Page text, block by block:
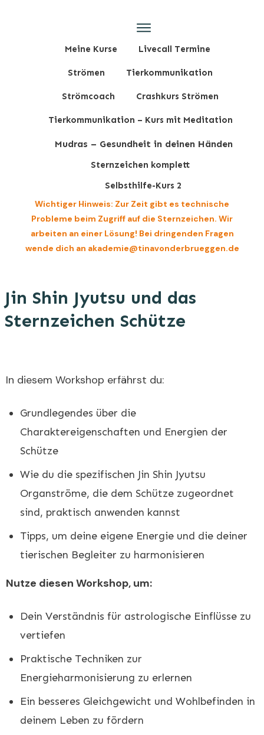
Meine Kurse Livecall Termine
Strömen Tierkommunikation
Strömcoach Crashkurs Strömen
Tierkommunikation – Kurs mit Meditation
Mudras – Gesundheit in deinen Händen
Sternzeichen komplett
Selbsthilfe-Kurs 2
Wichtiger Hinweis: Zur Zeit gibt es technische
Probleme beim Zugriff auf die Sternzeichen. Wir
arbeiten an einer Lösung! Bei dringenden Fragen
wende dich an akademie@tinavonderbrueggen.de
Jin Shin Jyutsu und das
Sternzeichen Schütze
In diesem Workshop erfährst du:
Grundlegendes über die
Charaktereigenschaften und Energien der
Schütze
Wie du die spezifischen Jin Shin Jyutsu
Organströme, die dem Schütze zugeordnet
sind, praktisch anwenden kannst
Tipps, um deine eigene Energie und die deiner
tierischen Begleiter zu harmonisieren
Nutze diesen Workshop, um:
Dein Verständnis für astrologische Einflüsse zu
vertiefen
Praktische Techniken zur
Energieharmonisierung zu erlernen
Ein besseres Gleichgewicht und Wohlbefinden in
deinem Leben zu fördern